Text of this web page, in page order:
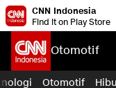
CNN Indonesia
Find it on Play Store
Otomotif
Otomotif